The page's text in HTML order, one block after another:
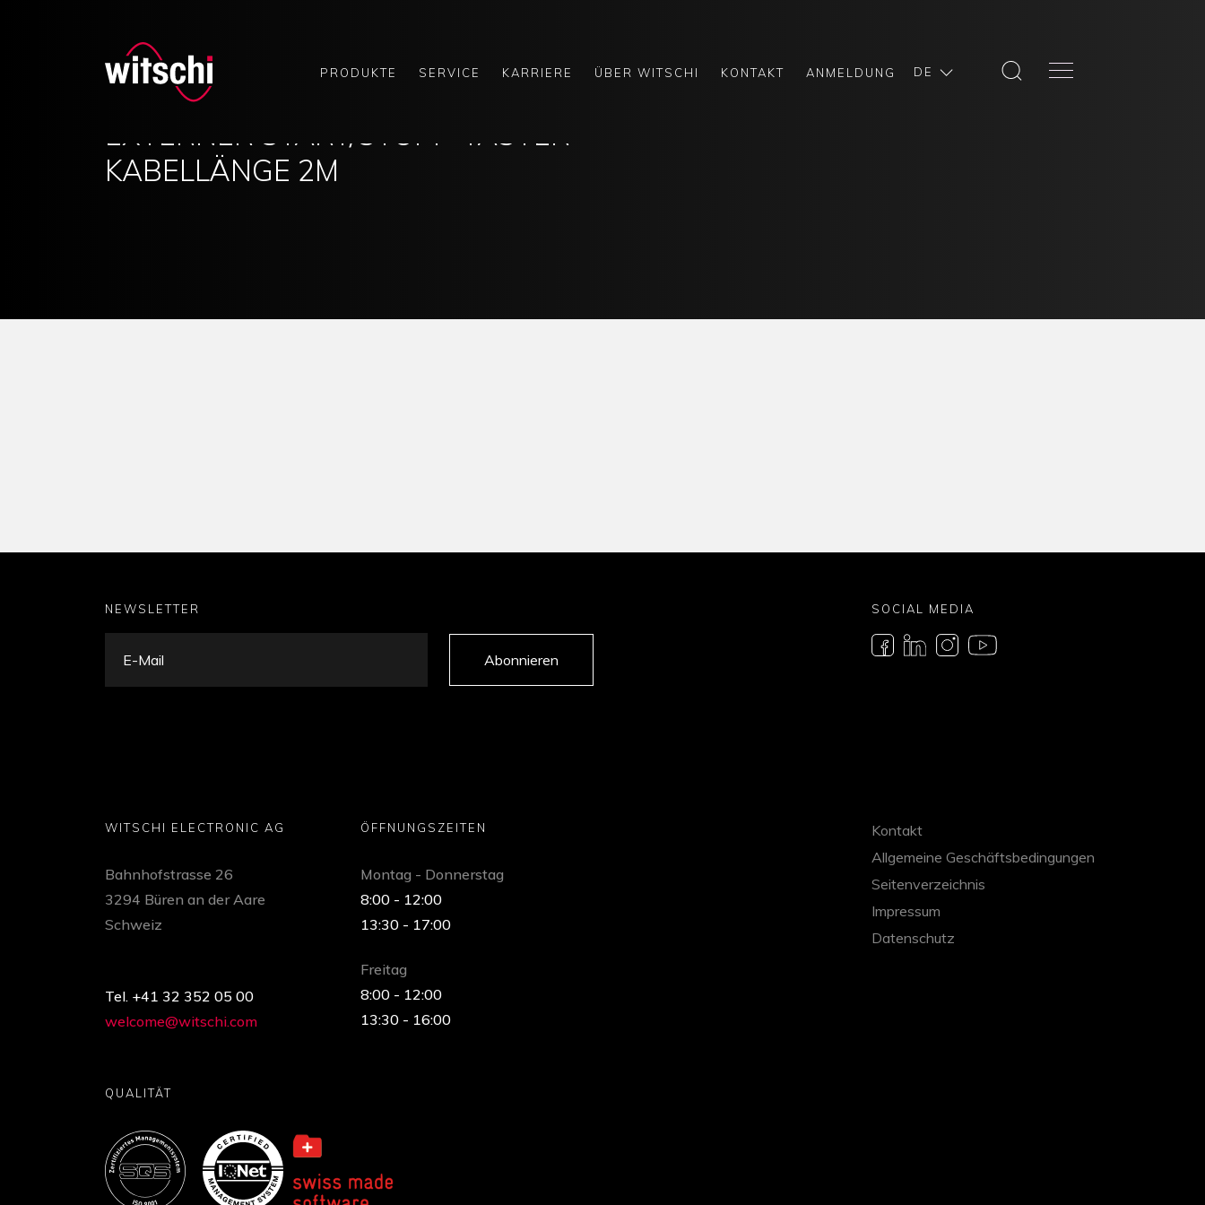
PRODUKTE SERVICE KARRIERE ÜBER WITSCHI KONTAKT ANMELDUNG DE
EXTERNER START/STOPP-TASTER
KABELLÄNGE 2M
NEWSLETTER
Abonnieren
SOCIAL MEDIA
WITSCHI ELECTRONIC AG
Bahnhofstrasse 26
3294 Büren an der Aare
Schweiz
Tel. +41 32 352 05 00
welcome@witschi.com
ÖFFNUNGSZEITEN
Montag - Donnerstag
8:00 - 12:00
13:30 - 17:00
Freitag
8:00 - 12:00
13:30 - 16:00
Kontakt
Allgemeine Geschäftsbedingungen
Seitenverzeichnis
Impressum
Datenschutz
QUALITÄT